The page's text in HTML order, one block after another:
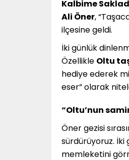
Kalbime
Ali Öner,
ilçesine geldi.
İki günlük
Özellikle Oltu
hediye ederek
eser” olarak
“Oltu’nun
Öner gezisi
sürdürüyoruz. İki
memleketini